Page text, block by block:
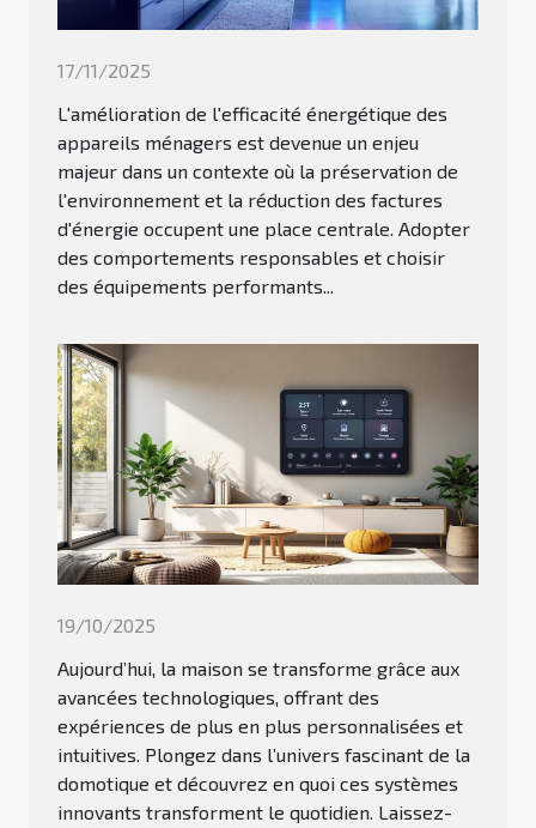
17/11/2025
L'amélioration de l'efficacité énergétique des
appareils ménagers est devenue un enjeu
majeur dans un contexte où la préservation de
l'environnement et la réduction des factures
d'énergie occupent une place centrale. Adopter
des comportements responsables et choisir
des équipements performants...
19/10/2025
Aujourd’hui, la maison se transforme grâce aux
avancées technologiques, offrant des
expériences de plus en plus personnalisées et
intuitives. Plongez dans l’univers fascinant de la
domotique et découvrez en quoi ces systèmes
innovants transforment le quotidien. Laissez-